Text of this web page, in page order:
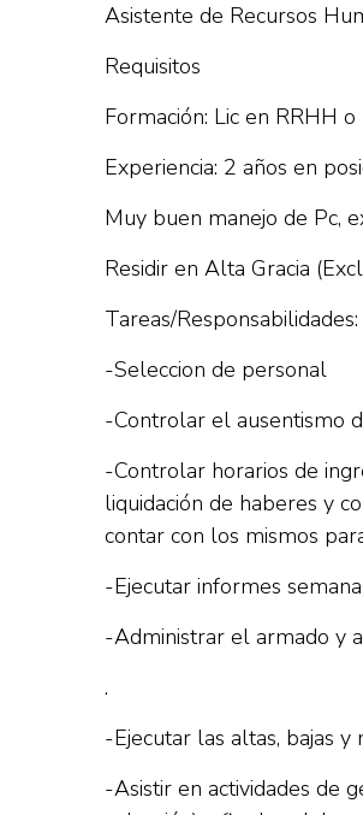
Asistente de Recursos
Requisitos
Formación: Lic en RRHH
Experiencia: 2 años en
Muy buen manejo de Pc,
Residir en Alta Gracia
Tareas/Responsabilidades:
-Seleccion de personal
-Controlar el ausentismo
-Controlar horarios de
liquidación de haberes y
contar con los mismos
-Ejecutar informes
-Administrar el armado y
.
-Ejecutar las altas, bajas
-Asistir en actividades de